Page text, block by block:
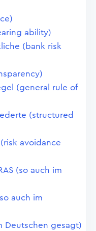
ability)
(bank risk
(general rule of
(structured
avoidance
(so auch im
auch im
Deutschen gesagt)